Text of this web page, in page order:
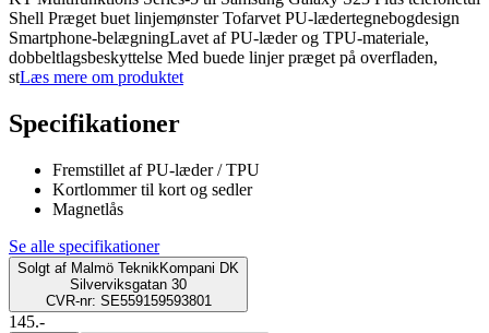
Shell Præget buet linjemønster Tofarvet PU-lædertegnebogdesign
Smartphone-belægningLavet af PU-læder og TPU-materiale,
dobbeltlagsbeskyttelse Med buede linjer præget på overfladen,
stLæs mere om produktet
Specifikationer
Fremstillet af PU-læder / TPU
Kortlommer til kort og sedler
Magnetlås
Se alle specifikationer
Solgt af Malmö TeknikKompani DK
Silverviksgatan 30
CVR-nr: SE559159593801
145.-